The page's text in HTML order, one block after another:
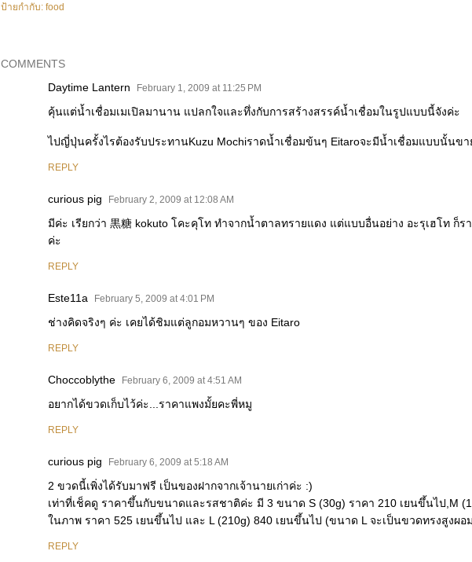
ป้ายกำกับ: food
COMMENTS
Daytime Lantern
February 1, 2009 at 11:25 PM
คุ้นแต่น้ำเชื่อมเมเปิลมานาน แปลกใจและทึ่งกับการสร้างสรรค์น้ำเชื่อมในรูปแบบนี้จังค่ะ
ไปญี่ปุ่นครั้งไรต้องรับประทานKuzu Mochiราดน้ำเชื่อมข้นๆ Eitaroจะมีน้ำเชื่อมแบบนั้นขา
REPLY
curious pig February 2, 2009 at 12:08 AM
มีค่ะ เรียกว่า 黒糖 kokuto โคะคุโท ทำจากน้ำตาลทรายแดง แต่แบบอื่นอย่าง อะรุเฮโท ก็ร
ค่ะ
REPLY
Este11a February 5, 2009 at 4:01 PM
ช่างคิดจริงๆ ค่ะ เคยได้ชิมแต่ลูกอมหวานๆ ของ Eitaro
REPLY
Choccoblythe February 6, 2009 at 4:51 AM
อยากได้ขวดเก็บไว้ค่ะ...ราคาแพงมั้ยคะพี่หมู
REPLY
curious pig February 6, 2009 at 5:18 AM
2 ขวดนี้เพิ่งได้รับมาฟรี เป็นของฝากจากเจ้านายเก่าค่ะ :)
เท่าที่เช็คดู ราคาขึ้นกับขนาดและรสชาติค่ะ มี 3 ขนาด S (30g) ราคา 210 เยนขึ้นไป,M
ในภาพ ราคา 525 เยนขึ้นไป และ L (210g) 840 เยนขึ้นไป (ขนาด L จะเป็นขวดทรงสูงผอ
REPLY